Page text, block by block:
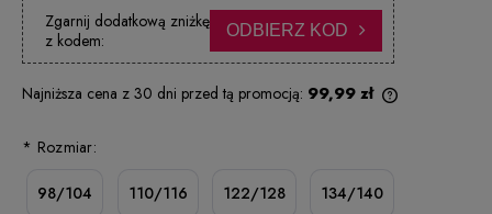
Zgarnij dodatkową zniżkę
z kodem:
ODBIERZ KOD
Najniższa cena z 30 dni przed tą promocją: 99,99 zł
* Rozmiar:
98/104 110/116 122/128 134/140